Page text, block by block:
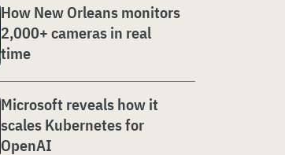
How New Orleans monitors
2,000+ cameras in real
time
Microsoft reveals how it
scales Kubernetes for
OpenAI